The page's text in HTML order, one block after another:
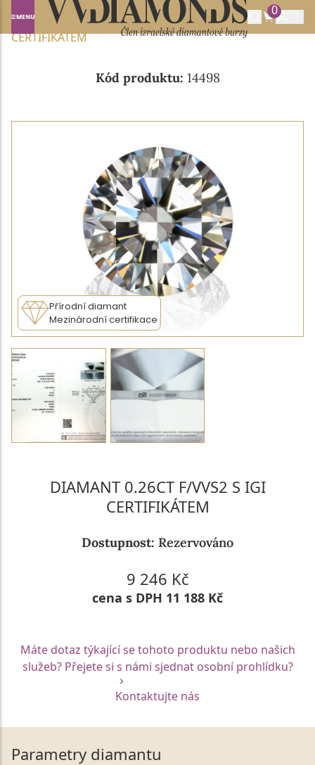
0
Domů NABÍDKA DIAMANTŮ
0.26CT F/VVS2 S IGI
CERTIFIKÁTEM
Kód produktu: 14498
Přírodní diamant
Mezinárodní certifikace
DIAMANT 0.26CT F/VVS2 S IGI
CERTIFIKÁTEM
Dostupnost: Rezervováno
9 246 Kč
cena s DPH 11 188 Kč
Máte dotaz týkající se tohoto produktu nebo našich
služeb? Přejete si s námi sjednat osobní prohlídku?
Kontaktujte nás
Parametry diamantu